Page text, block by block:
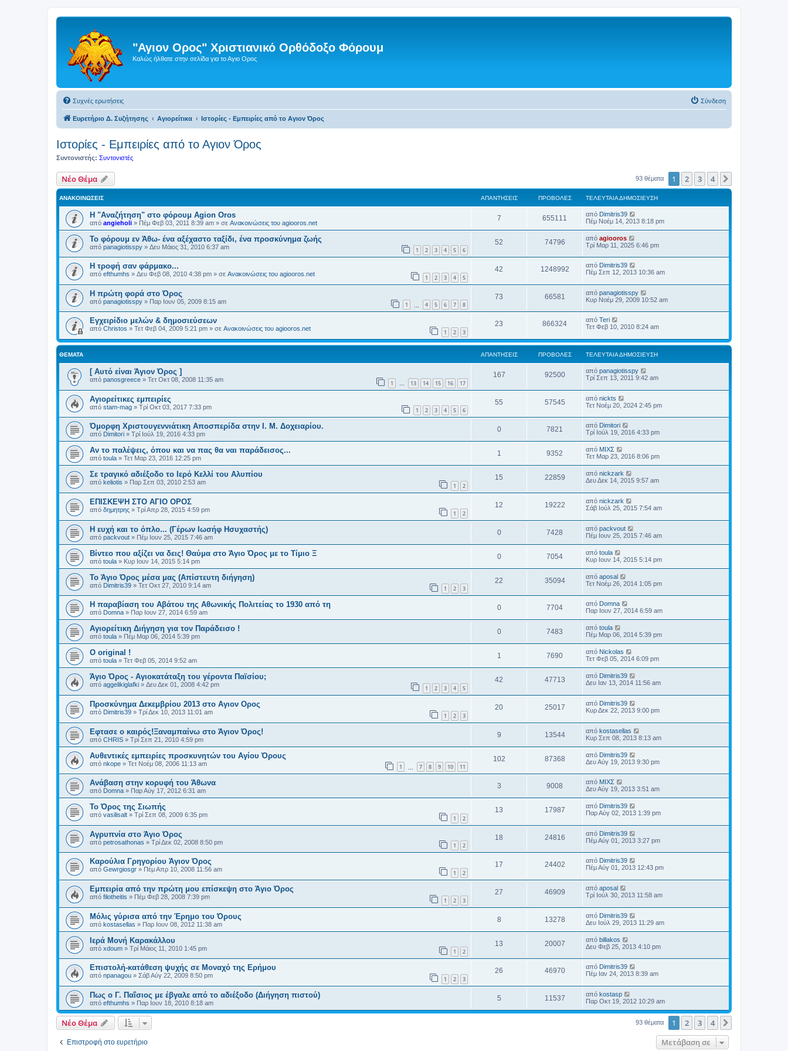
"Αγιον Ορος" Χριστιανικό Ορθόδοξο Φόρουμ
Καλώς ήλθατε στην σελίδα για το Αγιο Ορος
Συχνές ερωτήσεις Σύνδεση
Ευρετήριο Δ. Συζήτησης Αγιορείτικα Ιστορίες - Εμπειρίες από το Αγιον Όρος
Ιστορίες - Εμπειρίες από το Αγιον Όρος
Συντονιστής: Συντονιστές
Νέο Θέμα 93 θέματα 1 2 3 4
ΑΝΑΚΟΙΝΏΣΕΙΣ ΑΠΑΝΤΉΣΕΙΣ ΠΡΟΒΟΛΈΣ ΤΕΛΕΥΤΑΊΑ ΔΗΜΟΣΊΕΥΣΗ
Η "Αναζήτηση" στο φόρουμ Agion Oros
από angieholi » Πέμ Φεβ 03, 2011 8:39 am » σε Ανακοινώσεις του agiooros.net
7 655111 από Dimitris39
Πέμ Νοέμ 14, 2013 8:18 pm
Το φόρουμ εν Άθω- ένα αξέχαστο ταξίδι, ένα προσκύνημα ζωής
από panagiotisspy » Δευ Μάιος 31, 2010 6:37 am 1 2 3 4 5 6
52 74796 από agiooros
Τρί Μαρ 11, 2025 6:46 pm
H τροφή σαν φάρμακο...
από efthumhs » Δευ Φεβ 08, 2010 4:38 pm » σε Ανακοινώσεις του agiooros.net 1 2 3 4 5
42 1248992 από Dimitris39
Πέμ Σεπ 12, 2013 10:36 am
Η πρώτη φορά στο Όρος
από panagiotisspy » Παρ Ιουν 05, 2009 8:15 am 1 4 5 6 7 8
73 66581 από panagiotisspy
Κυρ Νοέμ 29, 2009 10:52 am
Εγχειρίδιο μελών & δημοσιεύσεων
από Christos » Τετ Φεβ 04, 2009 5:21 pm » σε Ανακοινώσεις του agiooros.net 1 2 3
23 866324 από Teri
Τετ Φεβ 10, 2010 8:24 am
ΘΈΜΑΤΑ ΑΠΑΝΤΉΣΕΙΣ ΠΡΟΒΟΛΈΣ ΤΕΛΕΥΤΑΊΑ ΔΗΜΟΣΊΕΥΣΗ
[ Αυτό είναι Άγιον Όρος ]
από panosgreece » Τετ Οκτ 08, 2008 11:35 am 1 … 13 14 15 16 17
167 92500 από panagiotisspy
Τρί Σεπ 13, 2011 9:42 am
Αγιορείτικες εμπειρίες
από stam-mag » Τρί Οκτ 03, 2017 7:33 pm 1 2 3 4 5 6
55 57545 από nickts
Τετ Νοέμ 20, 2024 2:45 pm
Όμορφη Χριστουγεννιάτικη Αποσπερίδα στην Ι. Μ. Δοχειαρίου.
από Dimitori » Τρί Ιούλ 19, 2016 4:33 pm
0 7821 από Dimitori
Τρί Ιούλ 19, 2016 4:33 pm
από toula » Τετ Μαρ 23, 2016 12:25 pm
1 9352 από ΜΙΧΣ
Τετ Μαρ 23, 2016 8:06 pm
Σε τραγικό αδιέξοδο το Ιερό Κελλί του Αλυπίου
από keliotis » Παρ Σεπ 03, 2010 2:53 am 1 2
15 22859 από nickzark
Δευ Δεκ 14, 2015 9:57 am
ΕΠΙΣΚΕΨΗ ΣΤΟ ΑΓΙΟ ΟΡΟΣ
από δημητρης » Τρί Απρ 28, 2015 4:59 pm 1 2
12 19222 από nickzark
Σάβ Ιούλ 25, 2015 7:54 am
Η ευχή και το όπλο... (Γέρων Ιωσήφ Ησυχαστής)
από packvout » Πέμ Ιουν 25, 2015 7:46 am
0 7428 από packvout
Πέμ Ιουν 25, 2015 7:46 am
Βίντεο που αξίζει να δεις! Θαύμα στο Άγιο Όρος με το Τίμιο Ξ
από toula » Κυρ Ιουν 14, 2015 5:14 pm
0 7054 από toula
Κυρ Ιουν 14, 2015 5:14 pm
Το Άγιο Όρος μέσα μας (Απίστευτη διήγηση)
από Dimitris39 » Τετ Οκτ 27, 2010 9:14 am 1 2 3
22 35094 από aposal
Τετ Νοέμ 26, 2014 1:05 pm
Η παραβίαση του Αβάτου της Αθωνικής Πολιτείας το 1930 από τη
από Domna » Παρ Ιουν 27, 2014 6:59 am
0 7704 από Domna
Παρ Ιουν 27, 2014 6:59 am
Αγιορείτικη Διήγηση για τον Παράδεισο !
από toula » Πέμ Μαρ 06, 2014 5:39 pm
0 7483 από toula
Πέμ Μαρ 06, 2014 5:39 pm
O original !
από toula » Τετ Φεβ 05, 2014 9:52 am
1 7690 από Nickolas
Τετ Φεβ 05, 2014 6:09 pm
Άγιο Όρος - Αγιοκατάταξη του γέροντα Παϊσίου;
από aggelikiglafki » Δευ Δεκ 01, 2008 4:42 pm 1 2 3 4 5
42 47713 από Dimitris39
Δευ Ιαν 13, 2014 11:56 am
Προσκύνημα Δεκεμβρίου 2013 στο Αγιον Ορος
από Dimitris39 » Τρί Δεκ 10, 2013 11:01 am 1 2 3
20 25017 από Dimitris39
Κυρ Δεκ 22, 2013 9:00 pm
Εφτασε ο καιρός!Ξαναμπαίνω στο Άγιον Όρος!
από CHRIS » Τρί Σεπ 21, 2010 4:59 pm
9 13544 από kostasellas
Κυρ Σεπ 08, 2013 8:13 am
Αυθεντικές εμπειρίες προσκυνητών του Αγίου Όρους
από nkope » Τετ Νοέμ 08, 2006 11:13 am 1 7 8 9 10 11
102 87368 από Dimitris39
Δευ Αύγ 19, 2013 9:30 pm
Ανάβαση στην κορυφή του Άθωνα
από Domna » Παρ Αύγ 17, 2012 6:31 am
3 9008 από ΜΙΧΣ
Δευ Αύγ 19, 2013 3:51 am
Το Όρος της Σιωπής
από vasilisalt » Τρί Σεπ 08, 2009 6:35 pm 1 2
13 17987 από Dimitris39
Παρ Αύγ 02, 2013 1:39 pm
Αγρυπνία στο Άγιο Όρος
από petrosathonas » Τρί Δεκ 02, 2008 8:50 pm 1 2
18 24816 από Dimitris39
Πέμ Αύγ 01, 2013 3:27 pm
Καρούλια Γρηγορίου Άγιον Όρος
από Gewrgiosgr » Πέμ Απρ 10, 2008 11:56 am 1 2
17 24402 από Dimitris39
Πέμ Αύγ 01, 2013 12:43 pm
Εμπειρία από την πρώτη μου επίσκεψη στο Άγιο Όρος
από filotheitis » Πέμ Φεβ 28, 2008 7:39 pm 1 2 3
27 46909 από aposal
Τρί Ιούλ 30, 2013 11:58 am
Μόλις γύρισα από την Έρημο του Όρους
από kostasellas » Παρ Ιουν 08, 2012 11:38 am
8 13278 από Dimitris39
Δευ Ιούλ 29, 2013 11:29 am
Ιερά Μονή Καρακάλλου
από xdoum » Τρί Μάιος 11, 2010 1:45 pm 1 2
13 20007 από billakos
Δευ Φεβ 25, 2013 4:10 pm
Επιστολή-κατάθεση ψυχής σε Μοναχό της Ερήμου
από npanagou » Σάβ Αύγ 22, 2009 8:50 pm 1 2 3
26 46970 από Dimitris39
Πέμ Ιαν 24, 2013 8:39 am
Πως ο Γ. Παΐσιος με έβγαλε από το αδιέξοδο (Διήγηση πιστού)
από efthumhs » Παρ Ιουν 18, 2010 8:18 am
5 11537 από kostasp
Παρ Οκτ 19, 2012 10:29 am
Νέο Θέμα 93 θέματα 1 2 3 4
Επιστροφή στο ευρετήριο Μετάβαση σε